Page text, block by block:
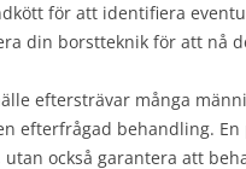
för att identifiera
din borstteknik för att nå
eftersträvar många
efterfrågad behandling.
också garantera att